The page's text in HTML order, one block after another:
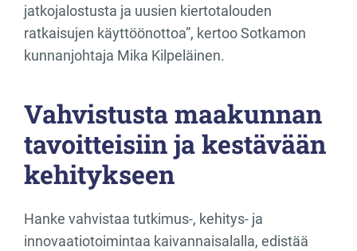
jatkojalostusta ja uusien kiertotalouden
ratkaisujen käyttöönottoa”, kertoo Sotkamon
kunnanjohtaja Mika Kilpeläinen.
Vahvistusta maakunnan
tavoitteisiin ja kestävään
kehitykseen
Hanke vahvistaa tutkimus-, kehitys- ja
innovaatiotoimintaa kaivannaisalalla, edistää